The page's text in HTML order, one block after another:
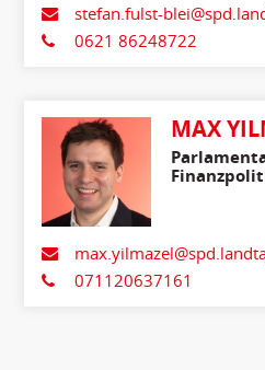
stefan.fulst-
0621 86248722
MAX
071120637161